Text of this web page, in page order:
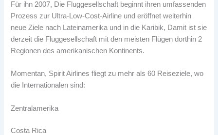
Für ihn 2007, Die Fluggesellschaft beginnt ihren umfassenden
Prozess zur Ultra-Low-Cost-Airline und eröffnet weiterhin
neue Ziele nach Lateinamerika und in die Karibik, Damit ist sie
derzeit die Fluggesellschaft mit den meisten Flügen dorthin 2
Regionen des amerikanischen Kontinents.
Momentan, Spirit Airlines fliegt zu mehr als 60 Reiseziele, wo
die Internationalen sind:
Zentralamerika
Costa Rica